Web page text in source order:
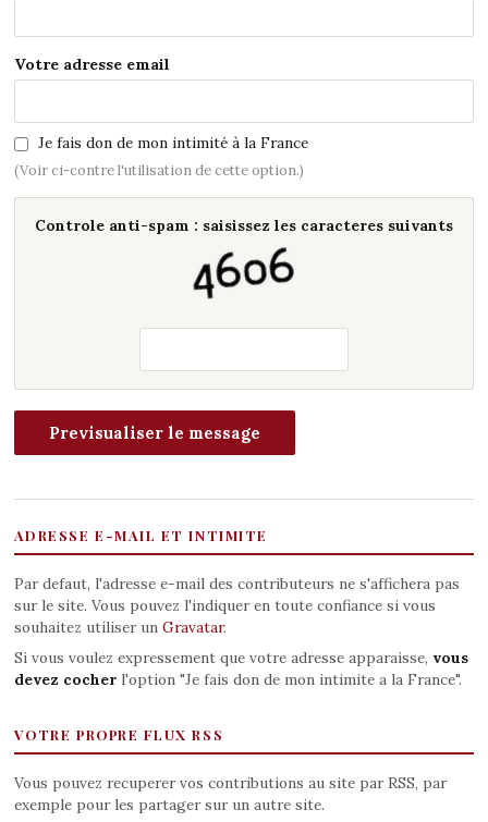
Votre adresse email
Je fais don de mon intimité à la France
(Voir ci-contre l'utilisation de cette option.)
Controle anti-spam : saisissez les caracteres suivants
ADRESSE E-MAIL ET INTIMITE
Par defaut, l'adresse e-mail des contributeurs ne s'affichera pas
sur le site. Vous pouvez l'indiquer en toute confiance si vous
souhaitez utiliser un Gravatar.
Si vous voulez expressement que votre adresse apparaisse, vous
devez cocherl'option "Je fais don de mon intimite a la France".
VOTRE PROPRE FLUX RSS
Vous pouvez recuperer vos contributions au site par RSS, par
exemple pour les partager sur un autre site.